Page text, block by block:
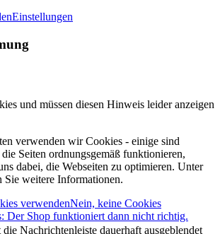
Einstellungen
und müssen diesen Hinweis leider anzeigen
verwenden wir Cookies - einige sind
Seiten ordnungsgemäß funktionieren,
dabei, die Webseiten zu optimieren. Unter
Sie weitere Informationen.
verwendenNein, keine Cookies
Der Shop funktioniert dann nicht richtig.
Nachrichtenleiste dauerhaft ausgeblendet